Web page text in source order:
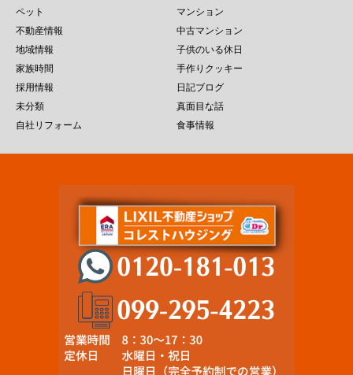
ペット
マンション
不動産情報
中古マンション
地域情報
子供のいる休日
家族時間
手作りクッキー
採用情報
日記ブログ
未分類
真面目な話
自社リフォーム
食事情報